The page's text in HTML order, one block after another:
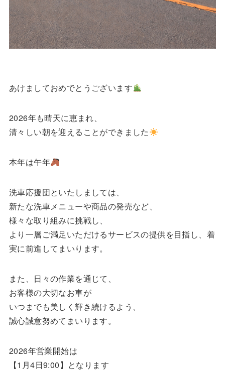
あけましておめでとうございます
2026年も晴天に恵まれ、
清々しい朝を迎えることができました
本年は午年
洗車応援団といたしましては、
新たな洗車メニューや商品の発売など、
様々な取り組みに挑戦し、
より一層ご満足いただけるサービスの提供を目指し、着
実に前進してまいります。
また、日々の作業を通じて、
お客様の大切なお車が
いつまでも美しく輝き続けるよう、
誠心誠意努めてまいります。
2026年営業開始は
【1月4日9:00】となります